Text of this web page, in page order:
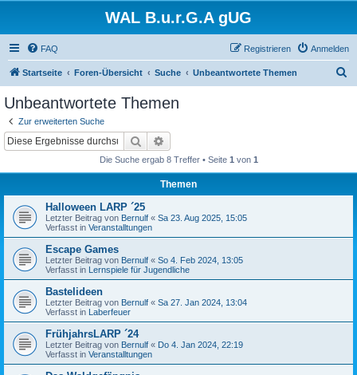
WAL B.u.r.G.A gUG
FAQ Anmelden
Registrieren
Startseite Foren-Übersicht Suche Unbeantwortete Themen
Unbeantwortete Themen
Zur erweiterten Suche
Suche
Die Suche ergab 8 Treffer • Seite 1 von 1
Themen
Halloween LARP ´25
Letzter Beitrag von Bernulf « Sa 23. Aug 2025, 15:05
Verfasst in Veranstalltungen
Escape Games
Letzter Beitrag von Bernulf « So 4. Feb 2024, 13:05
Verfasst in Lernspiele für Jugendliche
Bastelideen
Letzter Beitrag von Bernulf « Sa 27. Jan 2024, 13:04
Verfasst in Laberfeuer
FrühjahrsLARP ´24
Letzter Beitrag von Bernulf « Do 4. Jan 2024, 22:19
Verfasst in Veranstalltungen